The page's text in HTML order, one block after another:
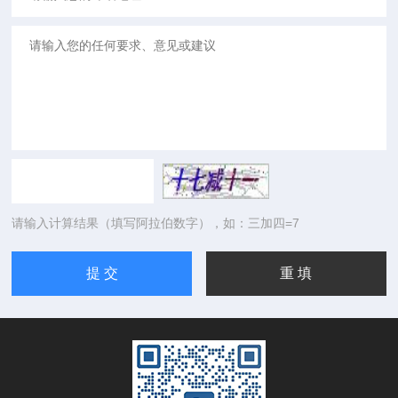
请输入计算结果（填写阿拉伯数字），如：三加四=7